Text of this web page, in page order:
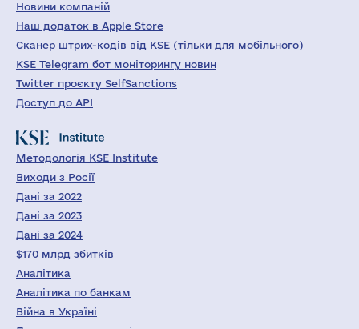
Новини компаній
Наш додаток в Apple Store
Сканер штрих-кодів від KSE (тільки для мобільного)
KSE Telegram бот моніторингу новин
Twitter проєкту SelfSanctions
Доступ до API
Методологія KSE Institute
Виходи з Росії
Дані за 2022
Дані за 2023
Дані за 2024
$170 млрд збитків
Аналітика
Аналітика по банкам
Війна в Україні